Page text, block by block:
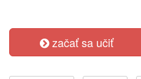
začať sa učiť